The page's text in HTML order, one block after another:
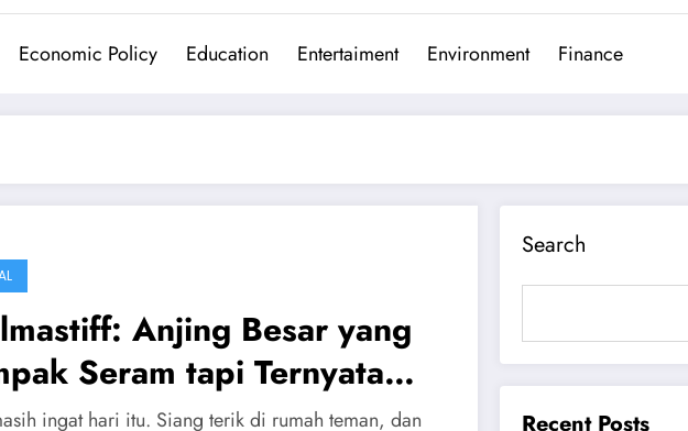
Economic Policy Education Entertaiment Environment Finance
Anjing Besar yang
Seram tapi Ternyata
Banget!
ingat hari itu. Siang terik di rumah teman, dan
Search
Recent Posts